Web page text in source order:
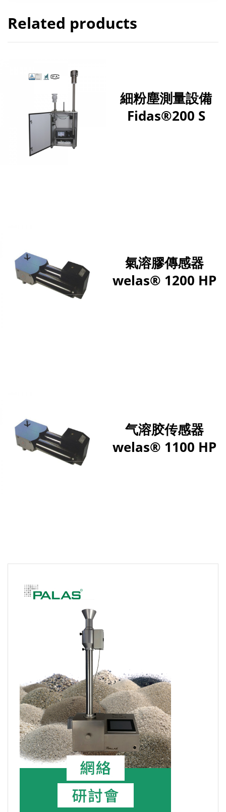
Related products
細粉塵測量設備
Fidas®200 S
氣溶膠傳感器
welas® 1200 HP
气溶胶传感器
welas® 1100 HP